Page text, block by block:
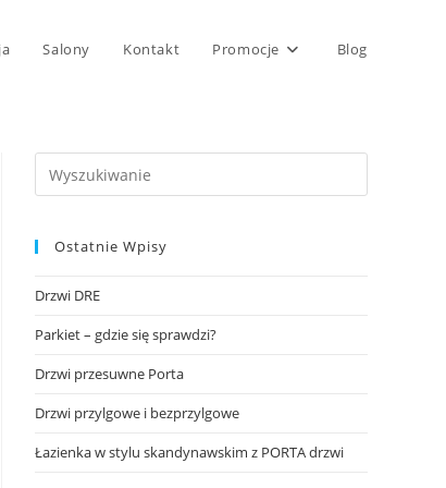
Salony Kontakt Promocje Blog
Ostatnie Wpisy
Drzwi DRE
Parkiet – gdzie się sprawdzi?
Drzwi przesuwne Porta
Drzwi przylgowe i bezprzylgowe
Łazienka w stylu skandynawskim z PORTA drzwi